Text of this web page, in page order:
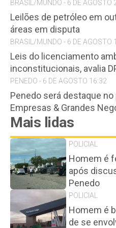
BRASIL/MUNDO - 6 DE AGOSTO
Leilões de petróleo em
áreas em disputa
BRASIL/MUNDO - 6 DE AGOSTO
Leis do licenciamento
inconstitucionais, avalia
PENEDO - 6 DE AGOSTO 16:32
Penedo será destaque
Empresas & Grandes
Mais lidas
POLICIAL
Homem é
após
Penedo
POLICIAL
Homem é
de se